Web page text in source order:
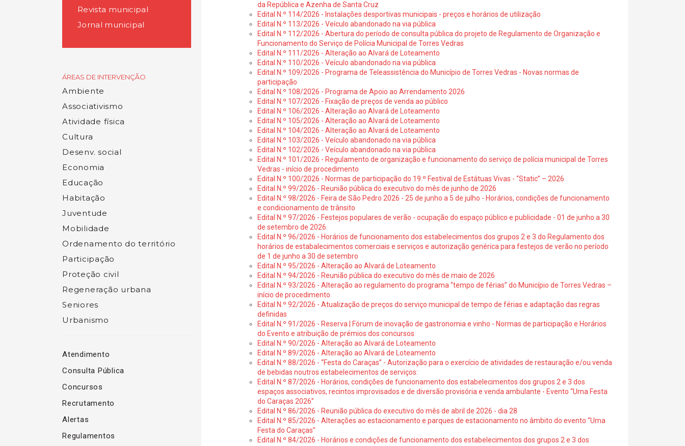
Revista municipal
Jornal municipal
ÁREAS DE INTERVENÇÃO
Ambiente
Associativismo
Atividade física
Cultura
Desenv. social
Economia
Educação
Habitação
Juventude
Mobilidade
Ordenamento do território
Participação
Proteção civil
Regeneração urbana
Seniores
Urbanismo
Atendimento
Consulta Pública
Concursos
Recrutamento
Alertas
Regulamentos
da República e Azenha de Santa Cruz
Edital N.º 114/2026 - Instalações desportivas municipais - preços e horários de utilização
Edital N.º 113/2026 - Veículo abandonado na via pública
Edital N.º 112/2026 - Abertura do período de consulta pública do projeto de Regulamento de Organização e
Funcionamento do Serviço de Polícia Municipal de Torres Vedras
Edital N.º 111/2026 - Alteração ao Alvará de Loteamento
Edital N.º 110/2026 - Veículo abandonado na via pública
Edital N.º 109/2026 - Programa de Teleassistência do Município de Torres Vedras - Novas normas de
participação
Edital N.º 108/2026 - Programa de Apoio ao Arrendamento 2026
Edital N.º 107/2026 - Fixação de preços de venda ao público
Edital N.º 106/2026 - Alteração ao Alvará de Loteamento
Edital N.º 105/2026 - Alteração ao Alvará de Loteamento
Edital N.º 104/2026 - Alteração ao Alvará de Loteamento
Edital N.º 103/2026 - Veículo abandonado na via pública
Edital N.º 102/2026 - Veículo abandonado na via pública
Edital N.º 101/2026 - Regulamento de organização e funcionamento do serviço de polícia municipal de Torres
Vedras - início de procedimento
Edital N.º 100/2026 - Normas de participação do 19.º Festival de Estátuas Vivas - “Static” – 2026
Edital N.º 99/2026 - Reunião pública do executivo do mês de junho de 2026
Edital N.º 98/2026 - Feira de São Pedro 2026 - 25 de junho a 5 de julho - Horários, condições de funcionamento
e condicionamento de trânsito
Edital N.º 97/2026 - Festejos populares de verão - ocupação do espaço público e publicidade - 01 de junho a 30
de setembro de 2026
Edital N.º 96/2026 - Horários de funcionamento dos estabelecimentos dos grupos 2 e 3 do Regulamento dos
horários de estabalecimentos comerciais e serviços e autorização genérica para festejos de verão no período
de 1 de junho a 30 de setembro
Edital N.º 95/2026 - Alteração ao Alvará de Loteamento
Edital N.º 94/2026 - Reunião pública do executivo do mês de maio de 2026
Edital N.º 93/2026 - Alteração ao regulamento do programa “tempo de férias” do Município de Torres Vedras –
início de procedimento
Edital N.º 92/2026 - Atualização de preços do serviço municipal de tempo de férias e adaptação das regras
definidas
Edital N.º 91/2026 - Reserva | Fórum de inovação de gastronomia e vinho - Normas de participação e Horários
do Evento e atribuição de prémios dos concursos
Edital N.º 90/2026 - Alteração ao Alvará de Loteamento
Edital N.º 89/2026 - Alteração ao Alvará de Loteamento
Edital N.º 88/2026 - “Festa do Caraças” - Autorização para o exercício de atividades de restauração e/ou venda
de bebidas noutros estabelecimentos de serviços:
Edital N.º 87/2026 - Horários, condições de funcionamento dos estabelecimentos dos grupos 2 e 3 dos
espaços associativos, recintos improvisados e de diversão provisória e venda ambulante - Evento “Uma Festa
do Caraças 2026”
Edital N.º 86/2026 - Reunião pública do executivo do mês de abril de 2026 - dia 28
Edital N.º 85/2026 - Alterações ao estacionamento e parques de estacionamento no âmbito do evento “Uma
Festa do Caraças”
Edital N.º 84/2026 - Horários e condições de funcionamento dos estabelecimentos dos grupos 2 e 3 dos